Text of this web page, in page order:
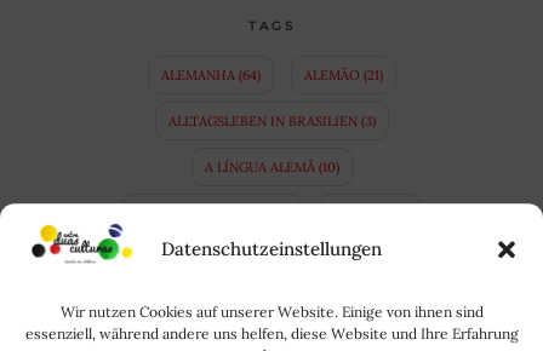
Datenschutzeinstellungen
Wir nutzen Cookies auf unserer Website. Einige von ihnen sind
essenziell, während andere uns helfen, diese Website und Ihre Erfahrung
TAGS
ALEMANHA(64) ALEMÃO (21)
ALLTAGSLEBEN IN BRASILIEN(3)
A LÍNGUA ALEMÃ(10)
BAYERN(4) BINATIONALE EHE(3)
BRASIL (35) BRASILIEN(34)